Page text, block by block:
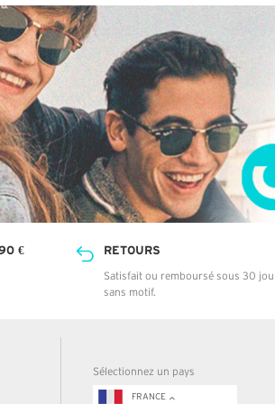
€ RETOURS
Satisfait ou remboursé sous 30
sans motif.
Sélectionnez un pays
FRANCE